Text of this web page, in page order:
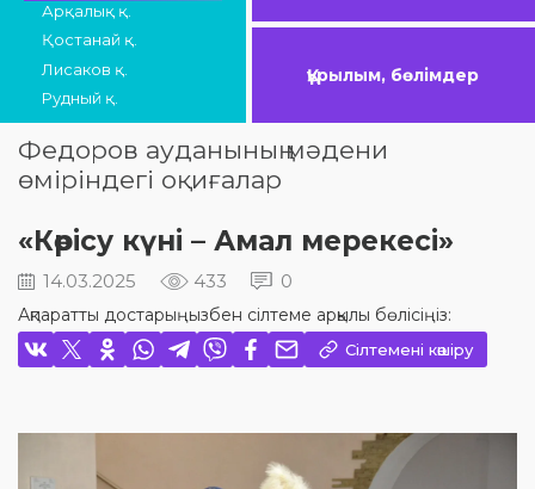
Арқалық қ.
Қостанай қ.
Лисаков қ.
Рудный қ.
Құрылым, бөлімдер
Федоров ауданының мәдени
өміріндегі оқиғалар
«Көрісу күні – Амал мерекесі»
14.03.2025 433 0
Ақпаратты достарыңызбен сілтеме арқылы бөлісіңіз:
Сілтемені көшіру